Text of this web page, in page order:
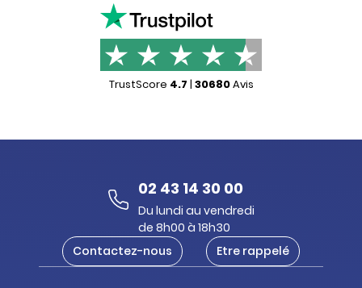
TrustScore 4.7 | 30680Avis
02 43 14 30 00
Du lundi au vendredi
de 8h00 à 18h30
Contactez-nous
Etre rappelé